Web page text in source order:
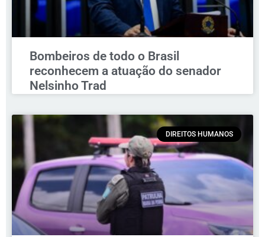
Bombeiros de todo o Brasil
reconhecem a atuação do senador
Nelsinho Trad
DIREITOS HUMANOS